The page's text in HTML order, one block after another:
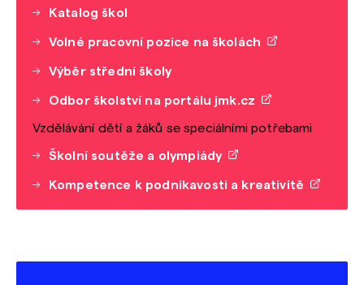
Katalog škol
Volné pracovní pozice na školách
Výběr střední školy
Odbor školství na portálu jmk.cz
Vzdělávání dětí a žáků se speciálními potřebami
Školní soutěže a olympiády
Kompetence k podnikavosti a kreativitě